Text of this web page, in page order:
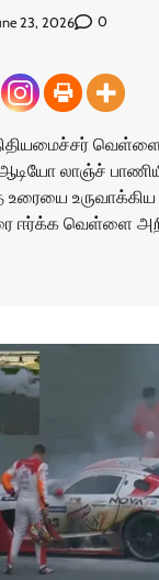
23, 2026 0
லாஞ்ச்
உரையை
ஈர்க்க வெள்ளை